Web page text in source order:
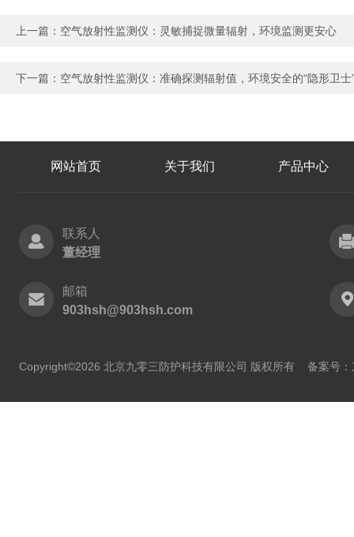
上一篇： 空气放射性监测仪：灵敏捕捉微量辐射，环境监测更安心
下一篇： 空气放射性监测仪：准确探测辐射值，环境安全的“隐形卫士
网站首页 关于我们 产品中心
联系人
董经理
邮箱
903hsh@903hsh.com
Copyright©2026 北京九零三防护科技有限公司 版权所有 备案号